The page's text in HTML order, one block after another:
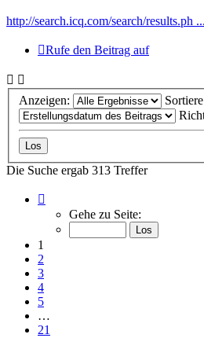
http://search.icq.com/search/results.ph
Rufe den Beitrag auf
Anzeigen:
Die Suche ergab 313 Treffer
von
Gehe zu Seite:
1
2
3
4
5
…
21